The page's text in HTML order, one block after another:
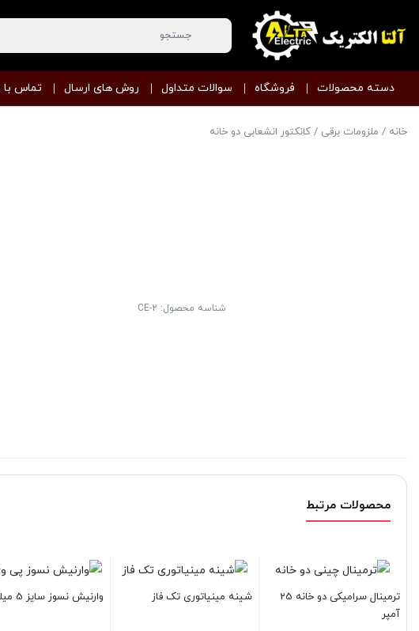
دسته محصولات فروشگاه سوالات متداول روش های ارسال تماس با
خانه / ملزومات برقی / کانکتور انشعابی دو خانه
شناسه محصول: CE-2
محصولات مرتبط
ترمینال سرامیکی دو خانه 25
آمپر
شینه مینیاتوری تک فاز وارنیش نسوز سایز 5 میلیمتر